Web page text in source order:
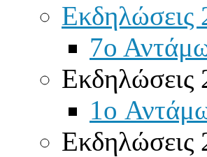
Εκδηλώσεις
7ο
Εκδηλώσεις
1o
Εκδηλώσεις